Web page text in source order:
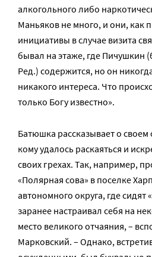
алкогольного либо
Маньяков не много, и они, как
инициативы в случае визита
бывал на этаже, где Пичушкин
Ред.) содержится, но он
никакого интереса. Что
только Богу известно».
Батюшка рассказывает о
кому удалось раскаяться и
своих грехах. Так, например,
«Полярная сова» в поселке
автономного округа, где сидят
заранее настраивал себя на
место великого отчаяния, –
Марковский. – Однако,